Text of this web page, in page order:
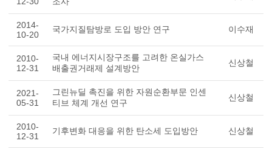
2014-
10-20
국가지질탐방로 도입 방안 연구 이수재
2010-
12-31
국내 에너지시장구조를 고려한 온실가스
배출권거래제 설계방안
신상철
2021-
05-31
그린뉴딜 촉진을 위한 자원순환부문 인센
티브 체계 개선 연구
신상철
2010-
12-31
기후변화 대응을 위한 탄소세 도입방안 신상철